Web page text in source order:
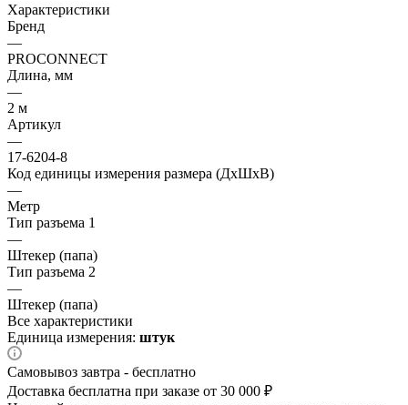
Характеристики
Бренд
—
PROCONNECT
Длина, мм
—
2 м
Артикул
—
17-6204-8
Код единицы измерения размера (ДхШхВ)
—
Метр
Тип разъема 1
—
Штекер (папа)
Тип разъема 2
—
Штекер (папа)
Все характеристики
Единица измерения: штук
Самовывоз завтра - бесплатно
Доставка бесплатна при заказе от 30 000 ₽